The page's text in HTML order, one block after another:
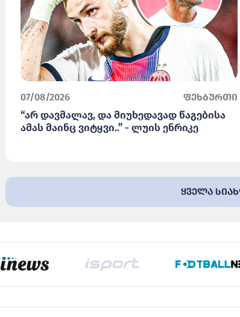
07/08/2026 ფეხბურთი
“არ დავმალავ, და მიუხედავად წაგებისა
ამას მაინც ვიტყვი..” - ლუის ენრიკე
ყველა